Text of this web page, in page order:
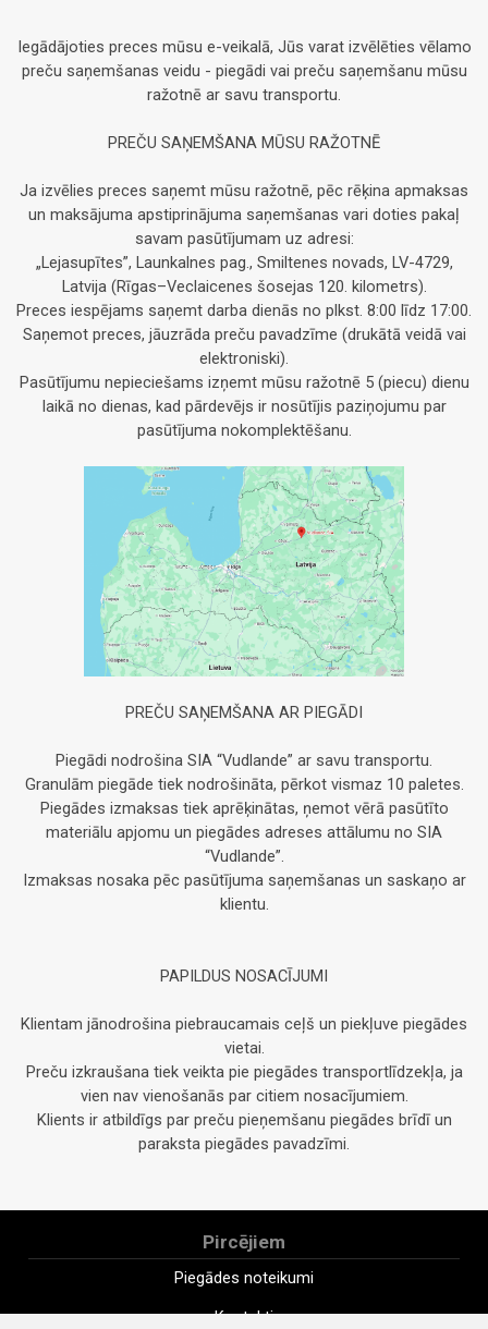
Iegādājoties preces mūsu e-veikalā, Jūs varat izvēlēties vēlamo
preču saņemšanas veidu - piegādi vai preču saņemšanu mūsu
ražotnē ar savu transportu.
PREČU SAŅEMŠANA MŪSU RAŽOTNĒ
Ja izvēlies preces saņemt mūsu ražotnē, pēc rēķina apmaksas
un maksājuma apstiprinājuma saņemšanas vari doties pakaļ
savam pasūtījumam uz adresi:
„Lejasupītes”, Launkalnes pag., Smiltenes novads, LV-4729,
Latvija (Rīgas–Veclaicenes šosejas 120. kilometrs).
Preces iespējams saņemt darba dienās no plkst. 8:00 līdz 17:00.
Saņemot preces, jāuzrāda preču pavadzīme (drukātā veidā vai
elektroniski).
Pasūtījumu nepieciešams izņemt mūsu ražotnē 5 (piecu) dienu
laikā no dienas, kad pārdevējs ir nosūtījis paziņojumu par
pasūtījuma nokomplektēšanu.
PREČU SAŅEMŠANA AR PIEGĀDI
Piegādi nodrošina SIA “Vudlande” ar savu transportu.
Granulām piegāde tiek nodrošināta, pērkot vismaz 10 paletes.
Piegādes izmaksas tiek aprēķinātas, ņemot vērā pasūtīto
materiālu apjomu un piegādes adreses attālumu no SIA
“Vudlande”.
Izmaksas nosaka pēc pasūtījuma saņemšanas un saskaņo ar
klientu.
PAPILDUS NOSACĪJUMI
Klientam jānodrošina piebraucamais ceļš un piekļuve piegādes
vietai.
Preču izkraušana tiek veikta pie piegādes transportlīdzekļa, ja
vien nav vienošanās par citiem nosacījumiem.
Klients ir atbildīgs par preču pieņemšanu piegādes brīdī un
paraksta piegādes pavadzīmi.
Pircējiem
Piegādes noteikumi
Kontakti